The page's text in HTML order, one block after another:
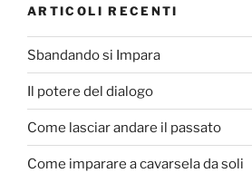
ARTICOLI RECENTI
Sbandando si Impara
Il potere del dialogo
Come lasciar andare il passato
Come imparare a cavarsela da soli